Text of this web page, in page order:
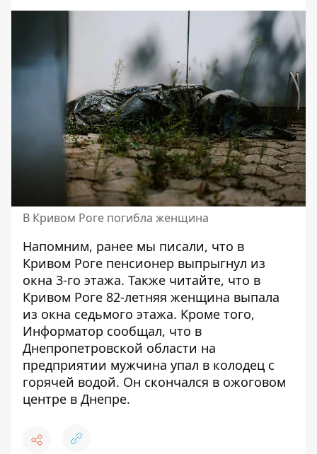
В Кривом Роге погибла женщина
Напомним, ранее мы писали, что в
Кривом Роге пенсионер выпрыгнул из
окна 3-го этажа. Также читайте, что в
Кривом Роге 82-летняя женщина выпала
из окна седьмого этажа. Кроме того,
Информатор сообщал, что в
Днепропетровской области на
предприятии мужчина упал в колодец с
горячей водой. Он скончался в ожоговом
центре в Днепре.